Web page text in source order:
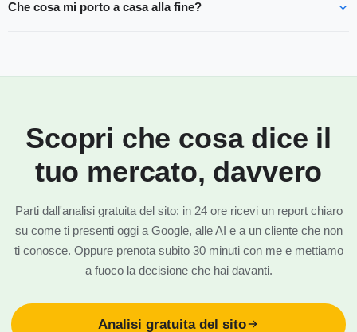
Che cosa mi porto a casa alla fine?
Scopri che cosa dice il
tuo mercato, davvero
Parti dall'analisi gratuita del sito: in 24 ore ricevi un report chiaro
su come ti presenti oggi a Google, alle AI e a un cliente che non
ti conosce. Oppure prenota subito 30 minuti con me e mettiamo
a fuoco la decisione che hai davanti.
Analisi gratuita del sito